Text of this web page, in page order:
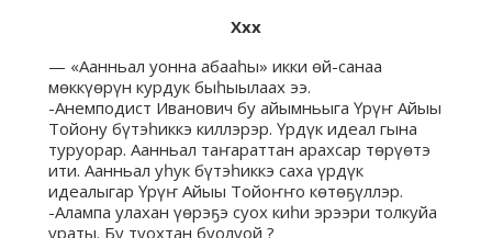
Ххх
— «Аанньал уонна абааһы» икки өй-санаа
мөккүөрүн курдук быһыылаах ээ.
-Анемподист Иванович бу айымньыга Үрүҥ Айыы
Тойону бүтэһиккэ киллэрэр. Үрдүк идеал гына
туруорар. Аанньал таҥараттан арахсар төрүөтэ
ити. Аанньал уһук бүтэһиккэ саха үрдүк
идеалыгар Үрүҥ Айыы Тойоҥҥо көтөҕүллэр.
-Алампа улахан үөрэҕэ суох киһи эрээри толкуйа
ураты. Бу туохтан буолуой ?